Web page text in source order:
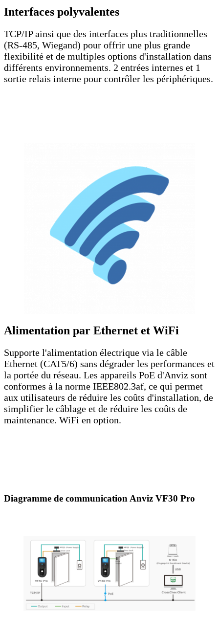
Interfaces polyvalentes
TCP/IP ainsi que des interfaces plus traditionnelles
(RS-485, Wiegand) pour offrir une plus grande
flexibilité et de multiples options d'installation dans
différents environnements. 2 entrées internes et 1
sortie relais interne pour contrôler les périphériques.
Alimentation par Ethernet et WiFi
Supporte l'alimentation électrique via le câble
Ethernet (CAT5/6) sans dégrader les performances et
la portée du réseau. Les appareils PoE d'Anviz sont
conformes à la norme IEEE802.3af, ce qui permet
aux utilisateurs de réduire les coûts d'installation, de
simplifier le câblage et de réduire les coûts de
maintenance. WiFi en option.
Diagramme de communication Anviz VF30 Pro